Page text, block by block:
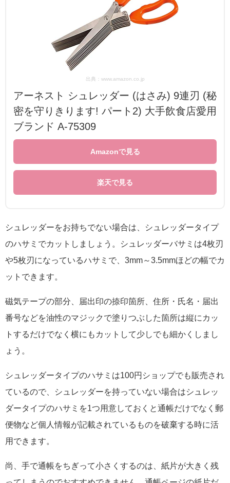
出典：www.amazon.co.jp
アーネスト シュレッダー (はさみ) 9連刃 (秘
密を守りきります! パート2) 大手飲食店愛用
ブランド A-75309
Amazonで見る
楽天で見る
シュレッダーをお持ちでない場合は、シュレッダータイプ
のハサミでカットしましょう。シュレッダーバサミは4枚刃
や5枚刃になっているハサミで、3mm～3.5mmほどの幅でカ
ットできます。
磁気テープの部分、届出印の捺印箇所、住所・氏名・届出
番号などを油性のマジックで塗りつぶした箇所は縦にカッ
トするだけでなく横にもカットして少しでも細かくしまし
ょう。
シュレッダータイプのハサミは100円ショップでも販売され
ているので、シュレッダーを持っていない場合はシュレッ
ダータイプのハサミを1つ用意しておくと通帳だけでなく郵
便物など個人情報が記載されているものを破棄する時に活
用できます。
尚、手で通帳をちぎって小さくするのは、紙片が大きく残